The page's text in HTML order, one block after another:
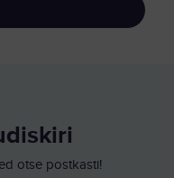
otse postkasti!